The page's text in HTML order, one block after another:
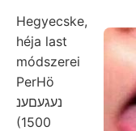
Hegyecske,
héja last
módszerei
PerHö
נעגעםענ
(1500